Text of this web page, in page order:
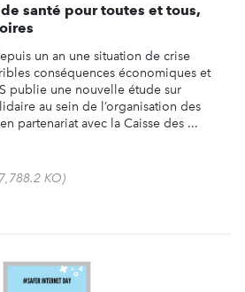
santé pour toutes et tous,
un an une situation de crise
conséquences économiques et
publie une nouvelle étude sur
au sein de l’organisation des
partenariat avec la Caisse des ...
KO)